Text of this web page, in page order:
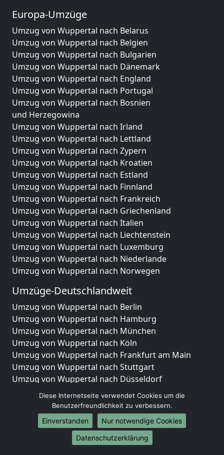
Europa-Umzüge
Umzug von Wuppertal nach Belarus
Umzug von Wuppertal nach Belgien
Umzug von Wuppertal nach Bulgarien
Umzug von Wuppertal nach Dänemark
Umzug von Wuppertal nach England
Umzug von Wuppertal nach Portugal
Umzug von Wuppertal nach Bosnien
und Herzegowina
Umzug von Wuppertal nach Irland
Umzug von Wuppertal nach Lettland
Umzug von Wuppertal nach Zypern
Umzug von Wuppertal nach Kroatien
Umzug von Wuppertal nach Estland
Umzug von Wuppertal nach Finnland
Umzug von Wuppertal nach Frankreich
Umzug von Wuppertal nach Griechenland
Umzug von Wuppertal nach Italien
Umzug von Wuppertal nach Liechtenstein
Umzug von Wuppertal nach Luxemburg
Umzug von Wuppertal nach Niederlande
Umzug von Wuppertal nach Norwegen
Umzüge-Deutschlandweit
Umzug von Wuppertal nach Berlin
Umzug von Wuppertal nach Hamburg
Umzug von Wuppertal nach München
Umzug von Wuppertal nach Köln
Umzug von Wuppertal nach Frankfurt am Main
Umzug von Wuppertal nach Stuttgart
Umzug von Wuppertal nach Düsseldorf
Umzug von Wuppertal nach Leipzig
Umzug von Wuppertal nach Dortmund
Umzug von Wuppertal nach Essen
Umzug von Wuppertal nach Bremen
Umzug von Wuppertal nach Dresden
Diese Internetseite verwendet Cookies um die
Benutzerfreundlichkeit zu verbessern.
Einverstanden
Nur notwendige Cookies
Datenschutzerklärung